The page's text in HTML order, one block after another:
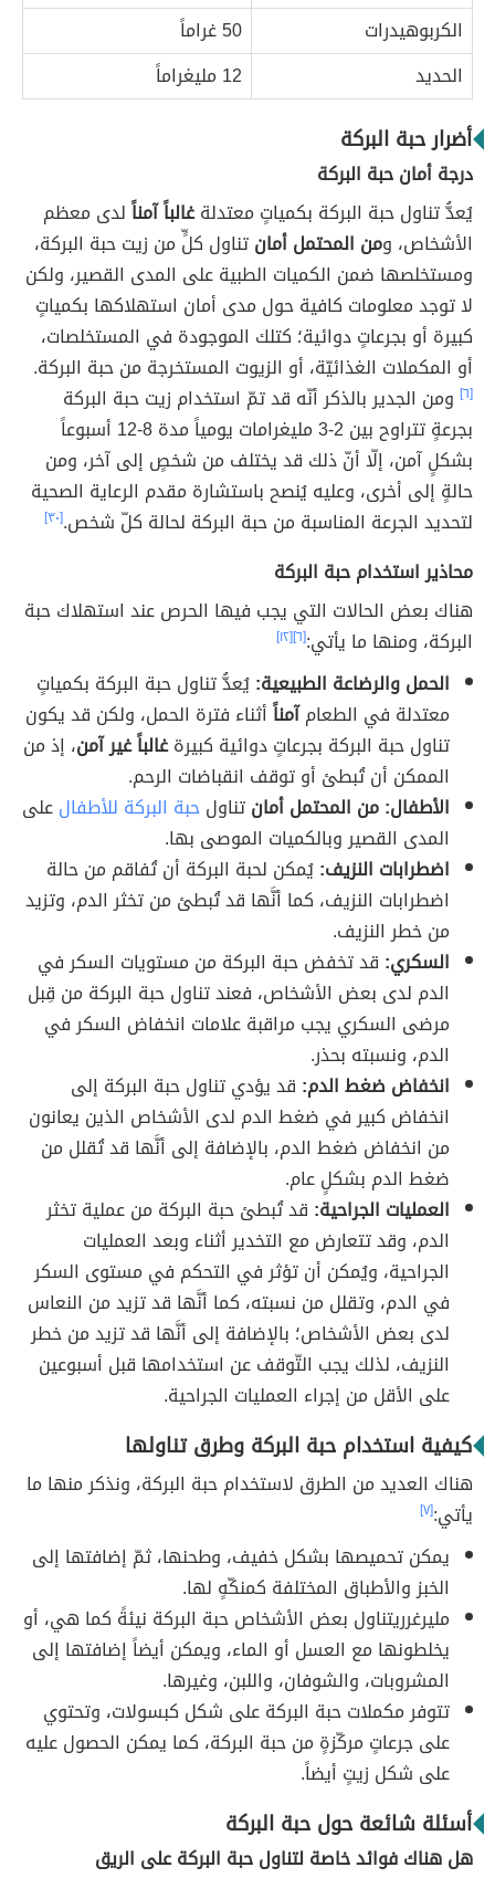
الكربوهيدرات
50 غراماً
الحديد
12 مليغراماً
أضرار حبة البركة
درجة أمان حبة البركة
يُعدُّ تناول حبة البركة بكمياتٍ معتدلةغالباً آمناًلدى معظم
الأشخاص، ومن المحتمل أمانتناول كلٍّ من زيت حبة البركة،
ومستخلصها ضمن الكميات الطبية على المدى القصير، ولكن
لا توجد معلومات كافية حول مدى أمان استهلاكها بكمياتٍ
كبيرة أو بجرعاتٍ دوائية؛ كتلك الموجودة في المستخلصات،
أو المكملات الغذائيّة، أو الزيوت المستخرجة من حبة البركة.
[٦]
ومن الجدير بالذكر أنّه قد تمّ استخدام زيت حبة البركة
بجرعةٍ تتراوح بين 2-3 مليغرامات يومياً مدة 8-12 أسبوعاً
بشكلٍ آمن، إلّا أنّ ذلك قد يختلف من شخصٍ إلى آخر، ومن
حالةٍ إلى أخرى، وعليه يُنصح باستشارة مقدم الرعاية الصحية
لتحديد الجرعة المناسبة من حبة البركة لحالة كلّ شخص.[٣٠]
محاذير استخدام حبة البركة
هناك بعض الحالات التي يجب فيها الحرص عند استهلاك حبة
البركة، ومنها ما يأتي:[٦] [١٢]
الحمل والرضاعة الطبيعية:يُعدُّ تناول حبة البركة بكمياتٍ
معتدلة في الطعامآمناًأثناء فترة الحمل، ولكن قد يكون
تناول حبة البركة بجرعاتٍ دوائية كبيرةغالباً غير آمن، إذ من
الممكن أن تُبطئ أو توقف انقباضات الرحم.
الأطفال:من المحتمل أمانتناولحبة البركة للأطفالعلى
المدى القصير وبالكميات الموصى بها.
اضطرابات النزيف:يُمكن لحبة البركة أن تُفاقم من حالة
اضطرابات النزيف، كما أنَّها قد تُبطئ من تخثر الدم، وتزيد
من خطر النزيف.
السكري: قد تخفض حبة البركة من مستويات السكر في
الدم لدى بعض الأشخاص، فعند تناول حبة البركة من قِبل
مرضى السكري يجب مراقبة علامات انخفاض السكر في
الدم، ونسبته بحذر.
انخفاض ضغط الدم: قد يؤدي تناول حبة البركة إلى
انخفاض كبير في ضغط الدم لدى الأشخاص الذين يعانون
من انخفاض ضغط الدم، بالإضافة إلى أنَّها قد تُقلل من
ضغط الدم بشكلٍ عام.
العمليات الجراحية: قد تُبطئ حبة البركة من عملية تخثر
الدم، وقد تتعارض مع التخدير أثناء وبعد العمليات
الجراحية، ويُمكن أن تؤثر في التحكم في مستوى السكر
في الدم، وتقلل من نسبته، كما أنَّها قد تزيد من النعاس
لدى بعض الأشخاص؛ بالإضافة إلى أنَّها قد تزيد من خطر
النزيف، لذلك يجب التّوقف عن استخدامها قبل أسبوعين
على الأقل من إجراء العمليات الجراحية.
كيفية استخدام حبة البركة وطرق تناولها
هناك العديد من الطرق لاستخدام حبة البركة، ونذكر منها ما
يأتي:[٧]
يمكن تحميصها بشكل خفيف، وطحنها، ثمّ إضافتها إلى
الخبز والأطباق المختلفة كمنكّهٍ لها.
مليرغرريتناول بعض الأشخاص حبة البركة نيئةً كما هي، أو
يخلطونها مع العسل أو الماء، ويمكن أيضاً إضافتها إلى
المشروبات، والشوفان، واللبن، وغيرها.
تتوفر مكملات حبة البركة على شكل كبسولات، وتحتوي
على جرعاتٍ مركّزةٍ من حبة البركة، كما يمكن الحصول عليه
على شكل زيتٍ أيضاً.
أسئلة شائعة حول حبة البركة
هل هناك فوائد خاصة لتناول حبة البركة على الريق